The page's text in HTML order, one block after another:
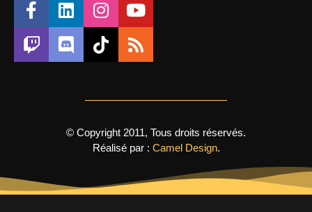
© Copyright 2011, Tous droits réservés.
Réalisé par : Camel Design.